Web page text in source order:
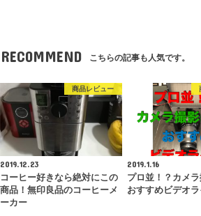
RECOMMEND こちらの記事も人気です。
商品レビュー
2019.12.23
コーヒー好きなら絶対にこの
商品！無印良品のコーヒーメ
ーカー
2019.1.16
プロ並！？カメ
おすすめビデオラ